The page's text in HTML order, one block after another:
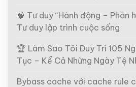
🧠 Tư duy “Hành động – Phản
Tư duy lập trình cuộc sống
🏆 Làm Sao Tôi Duy Trì 105
Tục – Kể Cả Những Ngày Tệ
Bybass cache với cache rule